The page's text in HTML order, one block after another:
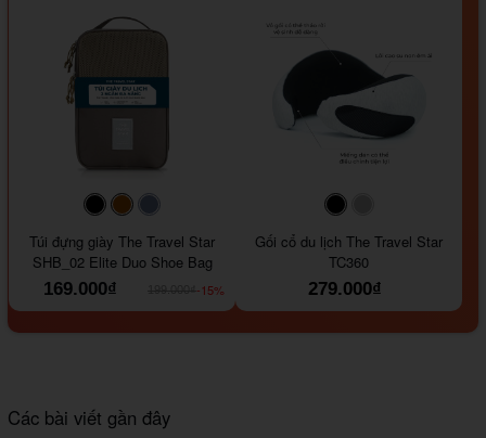
#000000#964B00
Túi đựng giày The Travel Star
SHB_02 Elite Duo Shoe Bag
169.000₫
-15%
Gối cổ du lịch The Travel Star
TC360
279.000₫
Các bài viết gần đây